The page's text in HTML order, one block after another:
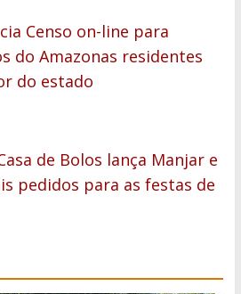
Censo on-line para
do Amazonas residentes
do estado
de Bolos lança Manjar e
pedidos para as festas de